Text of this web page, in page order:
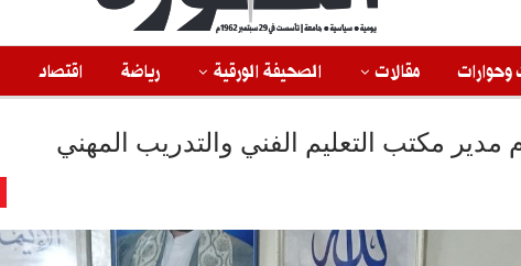
مقالات الصحيفة الورقية رياضة اقتصاد
مدير مكتب التعليم الفني والتدريب المهني